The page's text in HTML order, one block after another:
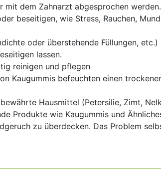
mit dem Zahnarzt abgesprochen werden.
beseitigen, wie Stress, Rauchen,
oder überstehende Füllungen, etc.)
lassen.
reinigen und pflegen
Kaugummis befeuchten einen
Hausmittel (Petersilie, Zimt,
Produkte wie Kaugummis und
zu überdecken. Das Problem